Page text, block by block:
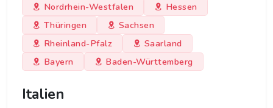
Nordrhein-Westfalen
Hessen
Thüringen
Sachsen
Rheinland-Pfalz
Saarland
Bayern
Baden-Württemberg
Italien